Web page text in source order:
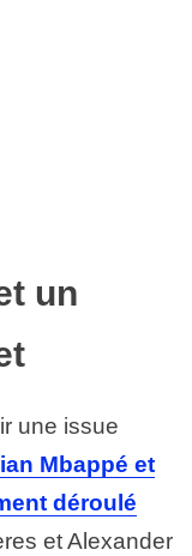
un
une issue
Mbappé et
déroulé
et Alexander